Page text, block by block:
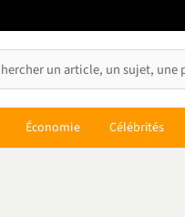
Économie Célébrités